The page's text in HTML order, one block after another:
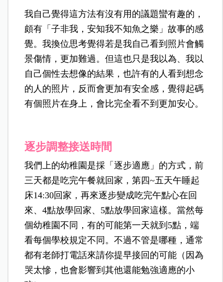
我自己覺得這方法有沒有用的議題蠻有趣的，
頗有「子非我，安知我不知魚之樂」故事的感
覺。我換位思考覺得若是我自己看到照片會觸
景傷情，更加難過。但這也只是我以為、我以
自己個性去想像的結果，也許有的人看到想念
的人的照片，反而會更加有安全感，覺得起碼
有個照片在身上，會比完全看不到更加安心。
逐步調整接送時間
我們上的幼稚園是採「逐步適應」的方式，前
三天都是吃完午餐就回家，第四~五天午睡起
床14:30回家，再來逐步變成吃完午點心在回
來、4點放學回家、5點放學回家這樣。當然每
個幼稚園不同，有的可能第一天就到5點，端
看每個學校規定不同。不過不管是哪種，通常
都有老師打電話來請你提早接回的可能（ 因為
哭太慘，也會影響到其他還能勉強適應的小